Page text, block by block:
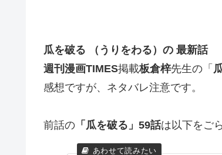
瓜を破る （うりをわる）の 最新話
週刊漫画TIMES掲載板倉梓先生の「
感想ですが、ネタバレ注意です。
前話の 「瓜を破る」59話は以下をご